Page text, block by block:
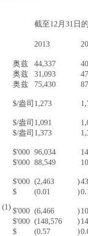
截至12月31日
2013
奥兹 44,337
奥兹 31,093
奥兹 75,430
$/盎司 1,273
$/盎司 1,091
$/盎司 1,373
$'000 96,034
$'000 88,549
$'000 (2,463 )
$ (0.01 )
(1) $'000 (6,466 )
$'000 (148,576 )
$ (0.57 )